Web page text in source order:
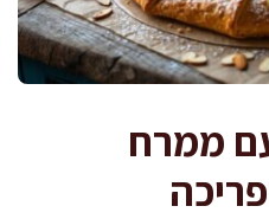
ממרח